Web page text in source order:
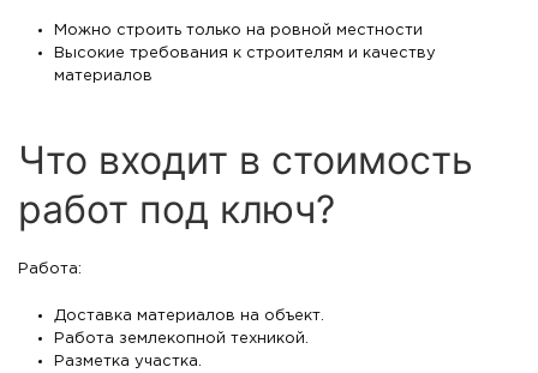
Можно строить только на ровной местности
Высокие требования к строителям и качеству
материалов
Что входит в стоимость
работ под ключ?
Работа:
Доставка материалов на объект.
Работа землекопной техникой.
Разметка участка.